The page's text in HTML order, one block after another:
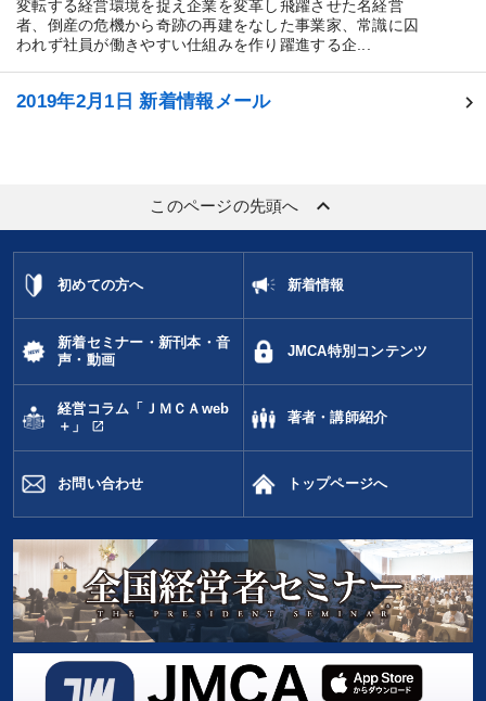
変転する経営環境を捉え企業を変革し飛躍させた名経営
者、倒産の危機から奇跡の再建をなした事業家、常識に囚
われず社員が働きやすい仕組みを作り躍進する企...
2019年2月1日 新着情報メール
このページの先頭へ keyboard_arrow_up
初めての方へ 新着情報
新着セミナー・新刊本・音
声・動画
JMCA特別コンテンツ
経営コラム「ＪＭＣＡweb
＋」
open_in_new
著者・講師紹介
お問い合わせ トップページへ